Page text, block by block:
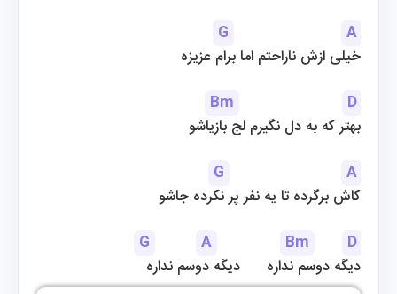
G
A
خیلی ازش ناراحتم اما برام عزیزه
Bm
D
بهتر که به دل نگیرم لج بازیاشو
G
A
کاش برگرده تا یه نفر پر نکرده جاشو
G
A Bm
D
دیگه دوسم نداره      دیگه دوسم نداره